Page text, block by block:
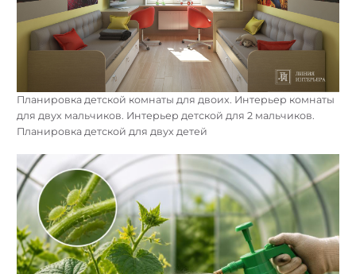
Планировка детской комнаты для двоих. Интерьер комнаты
для двух мальчиков. Интерьер детской для 2 мальчиков.
Планировка детской для двух детей